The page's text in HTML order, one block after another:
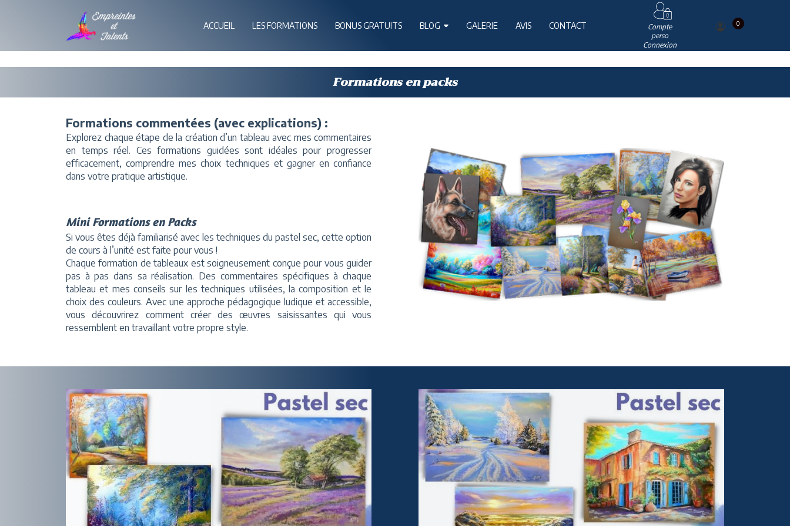
ACCUEIL LES FORMATIONS BONUS GRATUITS BLOG GALERIE AVIS CONTACT
Compte
perso
Connexion
0
Formations en packs
Formations commentées (avec explications) :
Explorez chaque étape de la création d’un tableau avec mes commentaires
en temps réel. Ces formations guidées sont idéales pour progresser
efficacement, comprendre mes choix techniques et gagner en confiance
dans votre pratique artistique.
Mini Formations en Packs
Si vous êtes déjà familiarisé avec les techniques du pastel sec, cette option
de cours à l’unité est faite pour vous !
Chaque formation de tableaux est soigneusement conçue pour vous guider
pas à pas dans sa réalisation. Des commentaires spécifiques à chaque
tableau et mes conseils sur les techniques utilisées, la composition et le
choix des couleurs. Avec une approche pédagogique ludique et accessible,
vous découvrirez comment créer des œuvres saisissantes qui vous
ressemblent en travaillant votre propre style.